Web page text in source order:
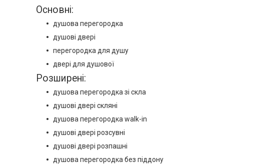
Основні:
душова перегородка
душові двері
перегородка для душу
двері для душової
Розширені:
душова перегородка зі скла
душові двері скляні
душова перегородка walk-in
душові двері розсувні
душові двері розпашні
душова перегородка без піддону